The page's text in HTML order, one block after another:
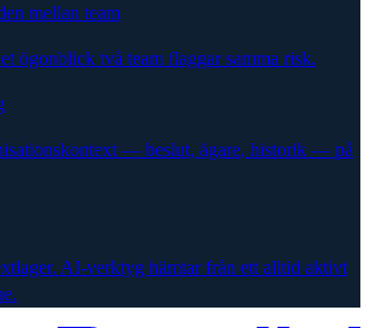
mellan team
ögonblick två team flaggar samma risk.
— beslut, ägare, historik — på
AI-verktyg hämtar från ett alltid aktivt